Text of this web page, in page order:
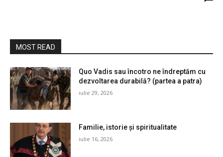
MOST READ
Quo Vadis sau încotro ne îndreptăm cu
dezvoltarea durabilă? (partea a patra)
iulie 29, 2026
Familie, istorie și spiritualitate
iulie 16, 2026